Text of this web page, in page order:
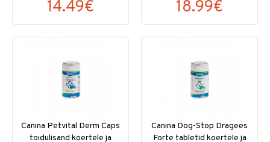
14.49€ 18.99€
Canina Petvital Derm Caps
toidulisand koertele ja
Canina Dog-Stop Dragees
Forte tabletid koertele ja